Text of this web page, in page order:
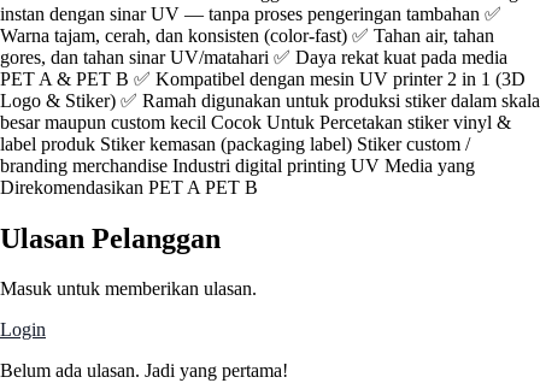
instan dengan sinar UV — tanpa proses pengeringan tambahan ✅
Warna tajam, cerah, dan konsisten (color-fast) ✅ Tahan air, tahan
gores, dan tahan sinar UV/matahari ✅ Daya rekat kuat pada media
PET A & PET B ✅ Kompatibel dengan mesin UV printer 2 in 1 (3D
Logo & Stiker) ✅ Ramah digunakan untuk produksi stiker dalam skala
besar maupun custom kecil Cocok Untuk Percetakan stiker vinyl &
label produk Stiker kemasan (packaging label) Stiker custom /
branding merchandise Industri digital printing UV Media yang
Direkomendasikan PET A PET B
Ulasan Pelanggan
Masuk untuk memberikan ulasan.
Login
Belum ada ulasan. Jadi yang pertama!